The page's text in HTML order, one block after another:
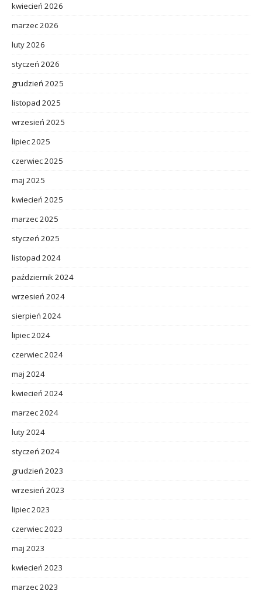
kwiecień 2026
marzec 2026
luty 2026
styczeń 2026
grudzień 2025
listopad 2025
wrzesień 2025
lipiec 2025
czerwiec 2025
maj 2025
kwiecień 2025
marzec 2025
styczeń 2025
listopad 2024
październik 2024
wrzesień 2024
sierpień 2024
lipiec 2024
czerwiec 2024
maj 2024
kwiecień 2024
marzec 2024
luty 2024
styczeń 2024
grudzień 2023
wrzesień 2023
lipiec 2023
czerwiec 2023
maj 2023
kwiecień 2023
marzec 2023